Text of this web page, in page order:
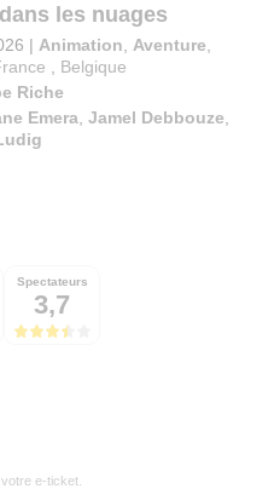
les nuages
| Animation Aventure
Belgique
Riche
Emera ,Jamel Debbouze
Spectateurs
3,7
e-ticket.